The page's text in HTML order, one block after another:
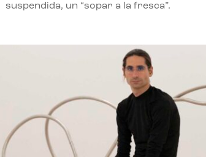
suspendida, un “sopar a la fresca”.